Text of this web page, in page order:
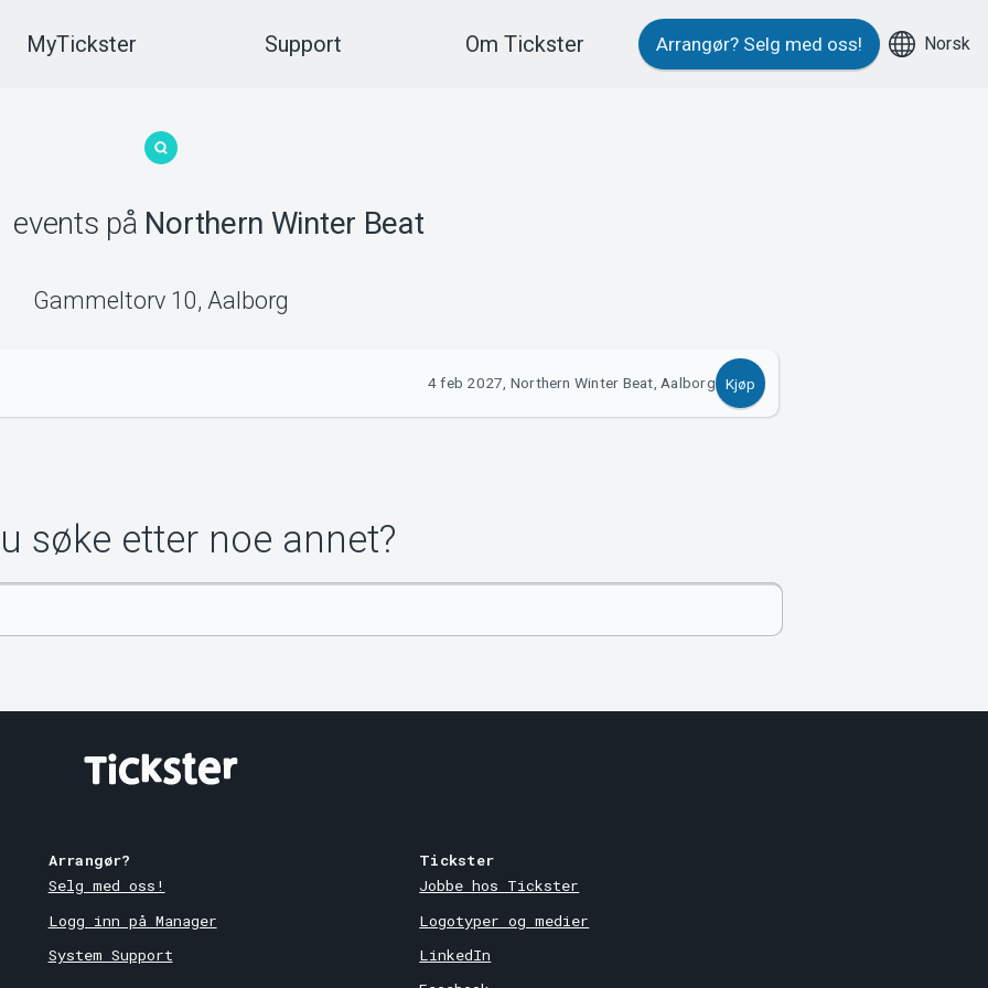
MyTickster Support Om Tickster Arrangør? Selg med oss! Norsk
events på Northern Winter Beat
Gammeltorv 10, Aalborg
4 feb 2027, Northern Winter Beat, Aalborg Kjøp
søke etter noe annet?
Arrangør?
Selg med oss!
Logg inn på Manager
System Support
Tickster
Jobbe hos Tickster
Logotyper og medier
LinkedIn